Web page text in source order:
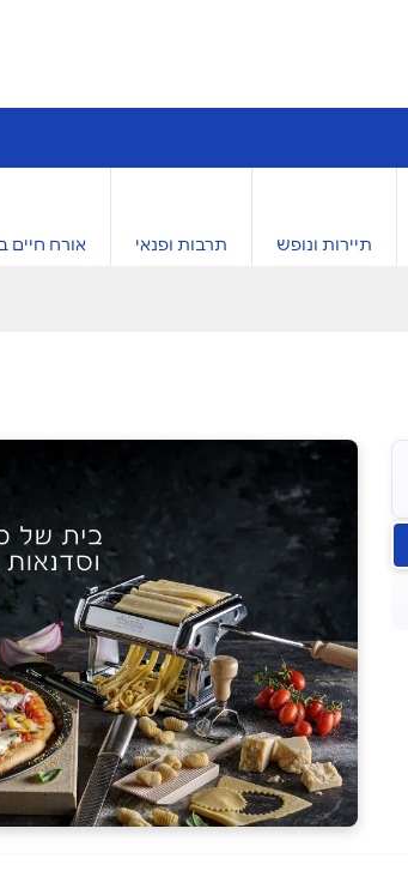
תיירות ונופש תרבות ופנאי אורח חיים